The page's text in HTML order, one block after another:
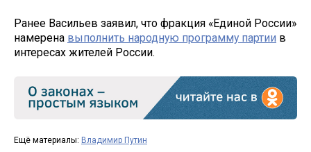
Ранее Васильев заявил, что фракция «Единой России»
намерена выполнить народную программу партии в
интересах жителей России.
Ещё материалы: Владимир Путин